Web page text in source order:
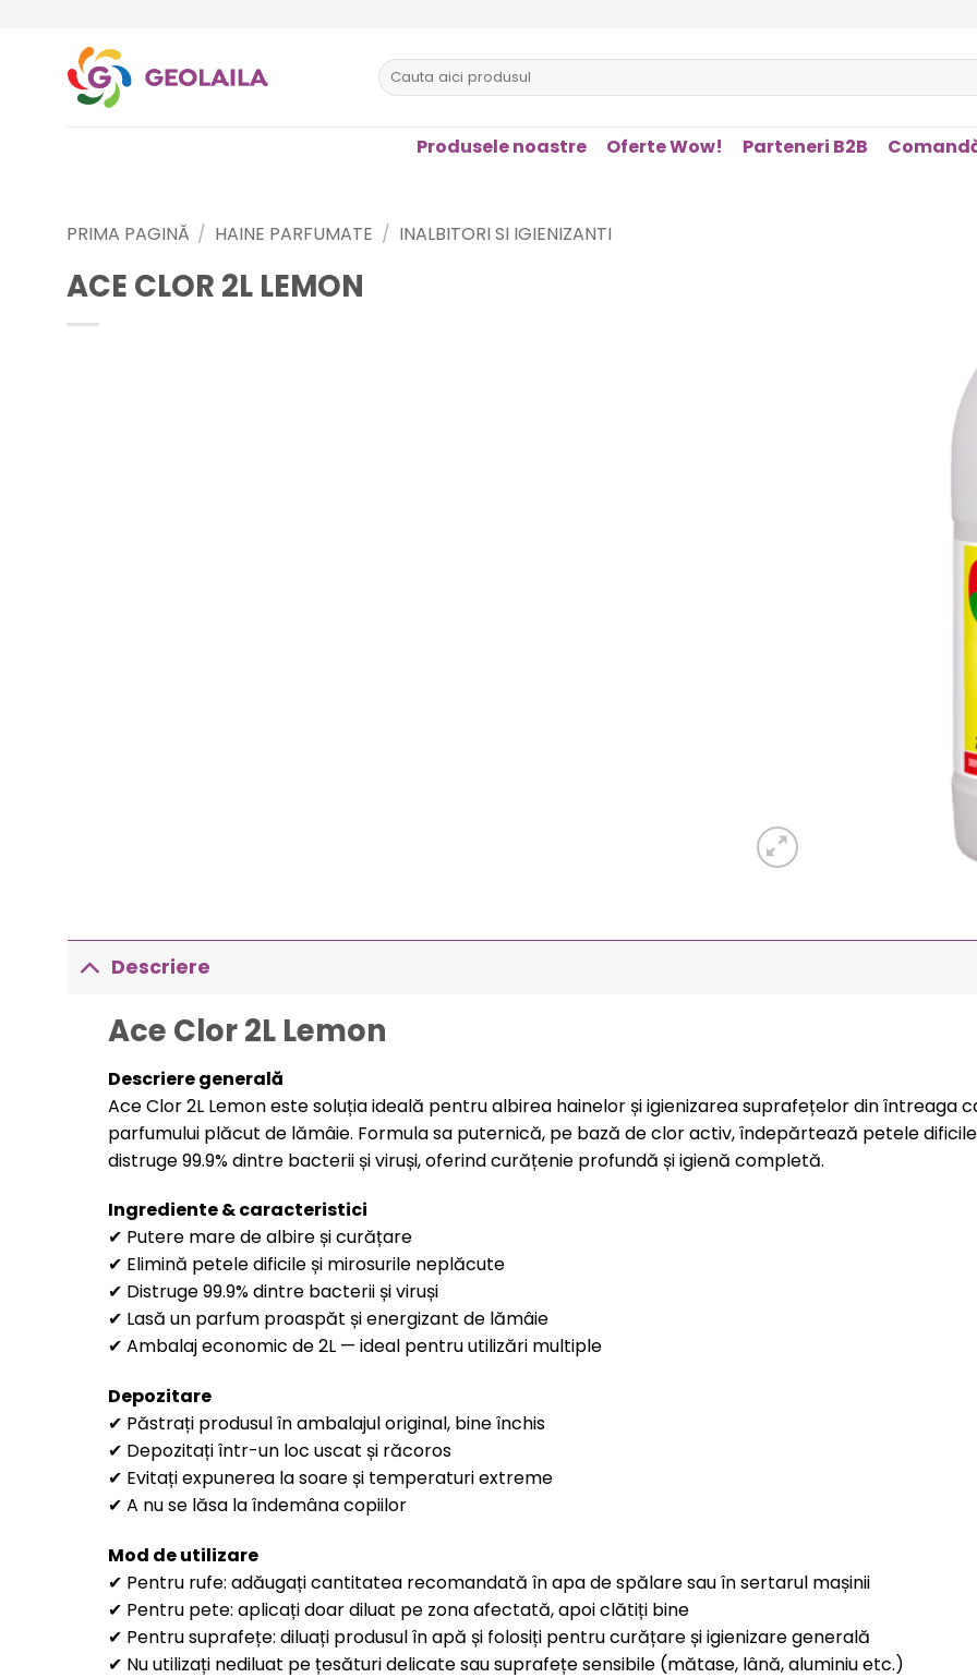
conținut
Caută
după:
Produsele noastre Oferte Wow! Parteneri B2B
PRIMA PAGINĂ / HAINE PARFUMATE / INALBITORI SI IGIENIZANTI
ACE CLOR 2L LEMON
Descriere
Ace Clor 2L Lemon
Descriere generală
Ace Clor 2L Lemon este soluția ideală pentru albirea hainelor și igienizarea suprafețelor din întreaga
parfumului plăcut de lămâie. Formula sa puternică, pe bază de clor activ, îndepărtează petele
distruge 99.9% dintre bacterii și viruși, oferind curățenie profundă și igienă completă.
Ingrediente & caracteristici
✔ Putere mare de albire și curățare
✔ Elimină petele dificile și mirosurile neplăcute
✔ Distruge 99.9% dintre bacterii și viruși
✔ Lasă un parfum proaspăt și energizant de lămâie
✔ Ambalaj economic de 2L — ideal pentru utilizări multiple
Depozitare
✔ Păstrați produsul în ambalajul original, bine închis
✔ Depozitați într-un loc uscat și răcoros
✔ Evitați expunerea la soare și temperaturi extreme
✔ A nu se lăsa la îndemâna copiilor
Mod de utilizare
✔ Pentru rufe: adăugați cantitatea recomandată în apa de spălare sau în sertarul mașinii
✔ Pentru pete: aplicați doar diluat pe zona afectată, apoi clătiți bine
✔ Pentru suprafețe: diluați produsul în apă și folosiți pentru curățare și igienizare generală
✔ Nu utilizați nediluat pe țesături delicate sau suprafețe sensibile (mătase, lână, aluminiu etc.)